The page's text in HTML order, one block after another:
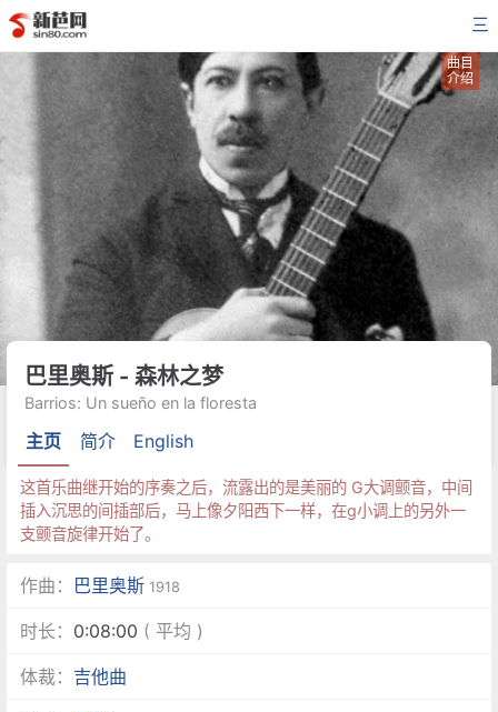
三
曲目
介绍
巴里奥斯 - 森林之梦
Barrios: Un sueño en la floresta
主页 简介 English
这首乐曲继开始的序奏之后，流露出的是美丽的 G大调颤音，中间
插入沉思的间插部后，马上像夕阳西下一样，在g小调上的另外一
支颤音旋律开始了。
作曲： 巴里奥斯 1918
时长： 0:08:00 ( 平均 )
体裁： 吉他曲